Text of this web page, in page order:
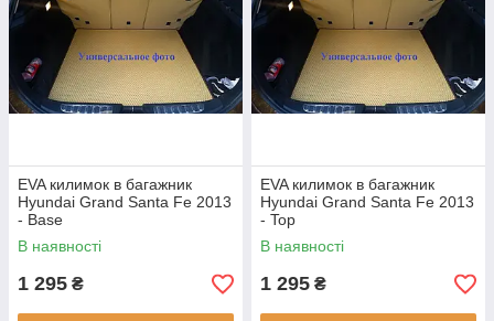
EVA килимок в багажник
Hyundai Grand Santa Fe 2013
- Base
В наявності
1 295 ₴
EVA килимок в багажник
Hyundai Grand Santa Fe 2013
- Top
В наявності
1 295 ₴